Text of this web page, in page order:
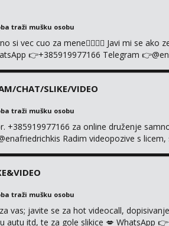
traži mušku osobu
si vec cuo za mene❤️‍🔥❤️‍🔥 Javi mi se
👉+385919977166 Telegram
CHAT/SLIKE/VIDEO
traži mušku osobu
+385919977166 za online druženje
Radim videopozive s
traži mušku osobu
vas; javite se za hot videocall,
autu itd, te za gole slikice 💋 WhatsApp